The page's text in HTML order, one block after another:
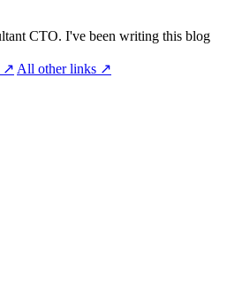
CTO. I've been writing this blog
↗ All other links ↗